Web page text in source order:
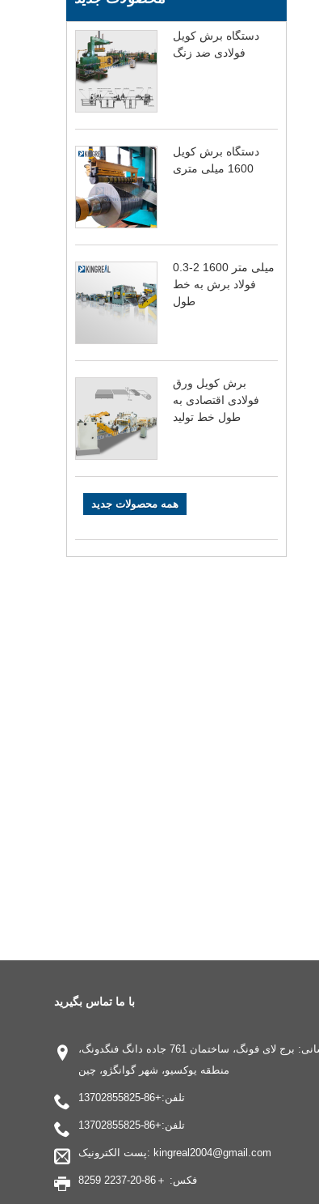
دستگاه برش کویل
فولادی ضد زنگ
دستگاه برش کویل
1600 میلی متری
0.3-2 1600 میلی متر
فولاد برش به خط
طول
برش کویل ورق
فولادی اقتصادی به
طول خط تولید
همه محصولات جدید
با ما تماس بگیرید
نشانی: برج لای فونگ، ساختمان 761 جاده دانگ فنگدونگ،
منطقه یوکسیو، شهر گوانگژو، چین
تلفن:+86-13702855825
تلفن:+86-13702855825
پست الکترونیک: kingreal2004@gmail.com
فکس: ＋86-20-2237 8259